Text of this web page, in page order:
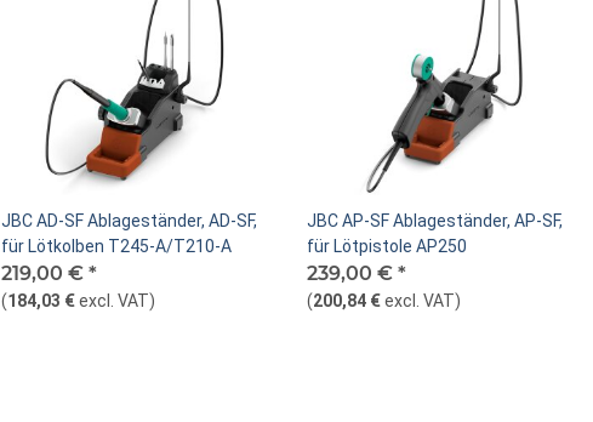
JBC AD-SF Ablageständer, AD-SF,
für Lötkolben T245-A/T210-A
219,00 € *
(184,03 €excl. VAT)
JBC AP-SF Ablageständer, AP-SF,
für Lötpistole AP250
239,00 € *
(200,84 €excl. VAT)